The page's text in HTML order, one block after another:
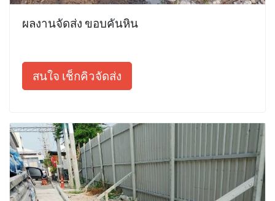
ผลงานจัดส่ง ขอบคันหิน
สนใจ เช็กคิวจัดส่ง